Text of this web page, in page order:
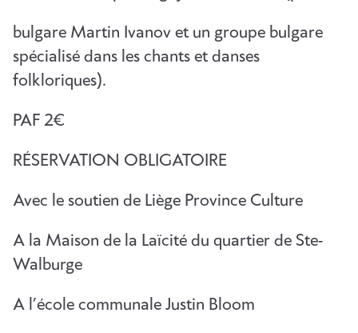
bulgare Martin Ivanov et un groupe bulgare
spécialisé dans les chants et danses
folkloriques).
PAF 2€
RÉSERVATION OBLIGATOIRE
Avec le soutien de Liège Province Culture
A la Maison de la Laïcité du quartier de Ste-
Walburge
A l’école communale Justin Bloom